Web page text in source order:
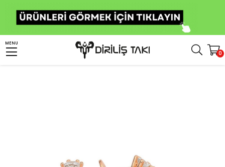
MENU
0
Kadın Gümüş Takı Kadın Gümüş Küpe
Klasik Taşlı Kadın Gümüş Küpe Rose